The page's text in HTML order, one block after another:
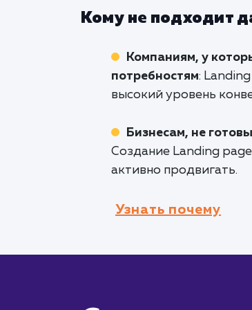
Кому не подходит
Компаниям, у
потребностям:
высокий уровень
Бизнесам, не
Создание Landing
активно продвигать.
Узнать почему